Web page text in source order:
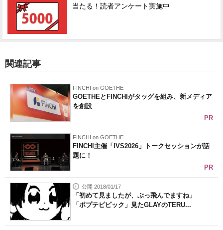
当たる！読者アンケート実施中
関連記事
FINCHI on GOETHE
GOETHEとFINCHIがタッグを組み、新メディア
を創設
PR
FINCHI on GOETHE
FINCHI主催「IVS2026」トークセッションが話
題に！
PR
公開 2018/01/17
「初めて見ましたが、ぶっ飛んでますね」
「ポプテピピック」見たGLAYのTERU...